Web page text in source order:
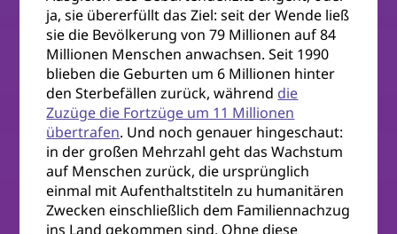
ja, sie übererfüllt das Ziel: seit der Wende ließ
sie die Bevölkerung von 79 Millionen auf 84
Millionen Menschen anwachsen. Seit 1990
blieben die Geburten um 6 Millionen hinter
den Sterbefällen zurück, während die
Zuzüge die Fortzüge um 11 Millionen
übertrafen. Und noch genauer hingeschaut:
in der großen Mehrzahl geht das Wachstum
auf Menschen zurück, die ursprünglich
einmal mit Aufenthaltstiteln zu humanitären
Zwecken einschließlich dem Familiennachzug
ins Land gekommen sind. Ohne diese